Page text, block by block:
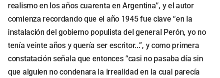
realismo en los años cuarenta en Argentina”, y el autor
comienza recordando que el año 1945 fue clave “en la
instalación del gobierno populista del general Perón, yo no
tenía veinte años y quería ser escritor...”, y como primera
constatación señala que entonces “casi no pasaba día sin
que alguien no condenara la irrealidad en la cual parecía